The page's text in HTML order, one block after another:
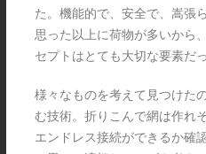
た。機能的で、安全で、嵩張
思った以上に荷物が多いから
セプトはとても大切な要素だっ
様々なものを考えて見つけた
む技術。折りこんで網は作れ
エンドレス接続ができるか確